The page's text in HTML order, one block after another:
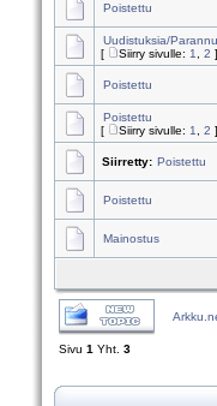
Poistettu
Uudistuksia/
[
Siirry sivulle: 1 2 ]
Poistettu
Poistettu
[
Siirry sivulle: 1 2 ]
Siirretty: Poistettu
Poistettu
Mainostus
Sivu 1 Yht. 3